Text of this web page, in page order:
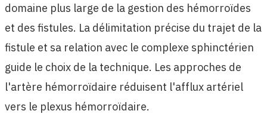
domaine plus large de la gestion des hémorroïdes
et des fistules. La délimitation précise du trajet de la
fistule et sa relation avec le complexe sphinctérien
guide le choix de la technique. Les approches de
l'artère hémorroïdaire réduisent l'afflux artériel
vers le plexus hémorroïdaire.